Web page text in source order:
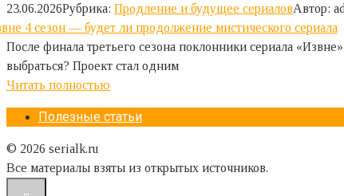
23.06.2026Рубрика: Продление и будущее сериаловАвтор:
После финала третьего сезона поклонники сериала
выбраться? Проект стал одним
Читать полностью
Полезные статьи
© 2026 serialk.ru
Все материалы взяты из открытых источников.